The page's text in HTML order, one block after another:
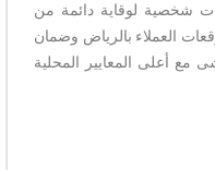
شخصية لوقاية دائمة من
العملاء بالرياض وضمان
مع أعلى المعايير المحلية